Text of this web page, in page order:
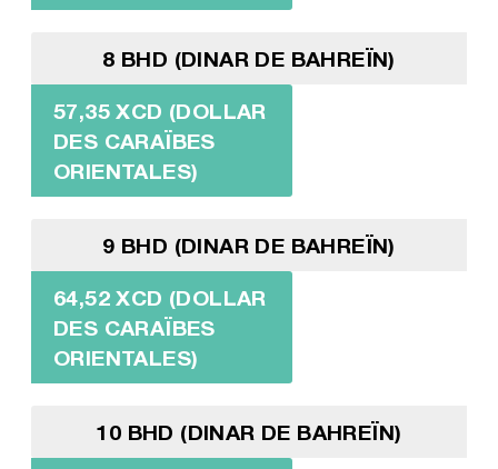
8 BHD (DINAR DE BAHREÏN)
57,35 XCD (DOLLAR
DES CARAÏBES
ORIENTALES)
9 BHD (DINAR DE BAHREÏN)
64,52 XCD (DOLLAR
DES CARAÏBES
ORIENTALES)
10 BHD (DINAR DE BAHREÏN)